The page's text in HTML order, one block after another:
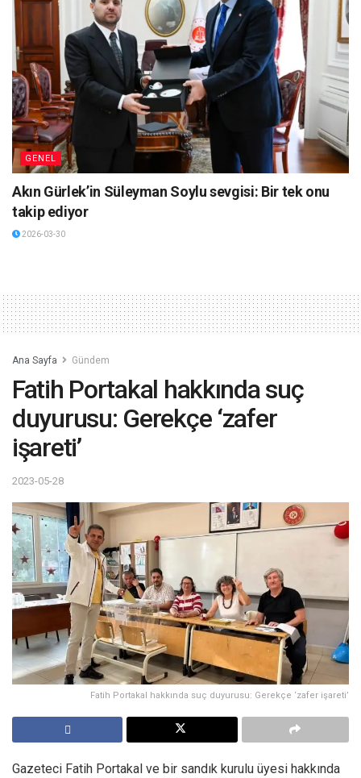
GENEL
Akın Gürlek’in Süleyman Soylu sevgisi: Bir tek onu
takip ediyor
2026-03-30
Ana Sayfa Gündem
Fatih Portakal hakkında suç
duyurusu: Gerekçe ‘zafer
işareti’
2023-05-28
Fatih Portakal hakkında suç duyurusu: Gerekçe ‘zafer işareti’
Gazeteci Fatih Portakal ve bir sandık kurulu üyesi hakkında